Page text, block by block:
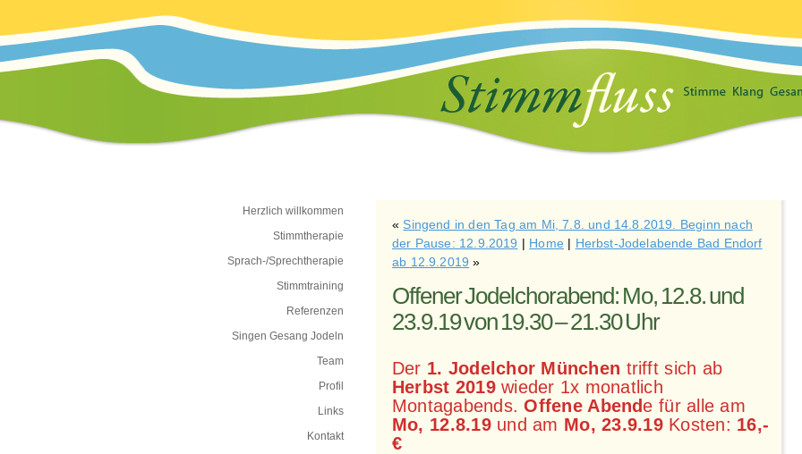
Herzlich willkommen
Stimmtherapie
Sprach-/Sprechtherapie
Stimmtraining
Referenzen
Singen Gesang Jodeln
Team
Profil
Links
Kontakt
« Singend in den Tag am Mi, 7.8. und 14.8.2019. Beginn nach
der Pause: 12.9.2019 | Home | Herbst-Jodelabende Bad Endorf
ab 12.9.2019 »
Offener Jodelchorabend: Mo, 12.8. und
23.9.19 von 19.30 – 21.30 Uhr
Der 1. Jodelchor München trifft sich ab
Herbst 2019wieder 1x monatlich
Montagabends.Offene Abende für alle am
Mo, 12.8.19und am Mo, 23.9.19Kosten: 16,-
€